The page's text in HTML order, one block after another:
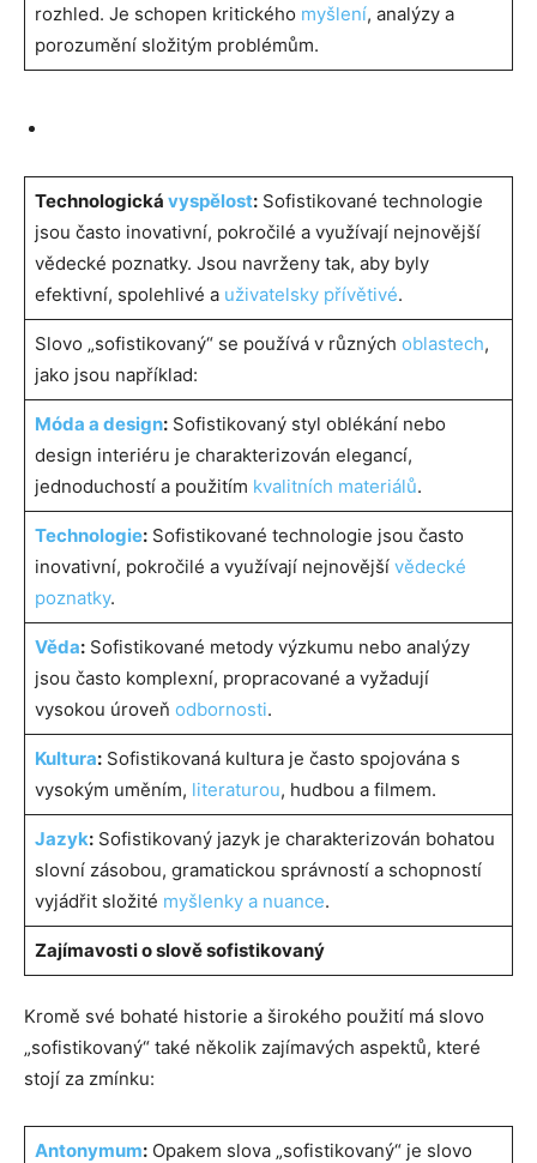
rozhled. Je schopen kritického myšlení, analýzy a
porozumění složitým problémům.
Technologická vyspělost:Sofistikované technologie
jsou často inovativní, pokročilé a využívají nejnovější
vědecké poznatky. Jsou navrženy tak, aby byly
efektivní, spolehlivé a uživatelsky přívětivé.
Slovo „sofistikovaný“ se používá v různých oblastech,
jako jsou například:
Móda a design:Sofistikovaný styl oblékání nebo
design interiéru je charakterizován elegancí,
jednoduchostí a použitím kvalitních materiálů.
Technologie:Sofistikované technologie jsou často
inovativní, pokročilé a využívají nejnovější vědecké
poznatky.
Věda:Sofistikované metody výzkumu nebo analýzy
jsou často komplexní, propracované a vyžadují
vysokou úroveň odbornosti.
Kultura:Sofistikovaná kultura je často spojována s
vysokým uměním, literaturou, hudbou a filmem.
Jazyk:Sofistikovaný jazyk je charakterizován bohatou
slovní zásobou, gramatickou správností a schopností
vyjádřit složité myšlenky a nuance.
Zajímavosti o slově sofistikovaný
Kromě své bohaté historie a širokého použití má slovo
„sofistikovaný“ také několik zajímavých aspektů, které
stojí za zmínku:
Antonymum:Opakem slova „sofistikovaný“ je slovo